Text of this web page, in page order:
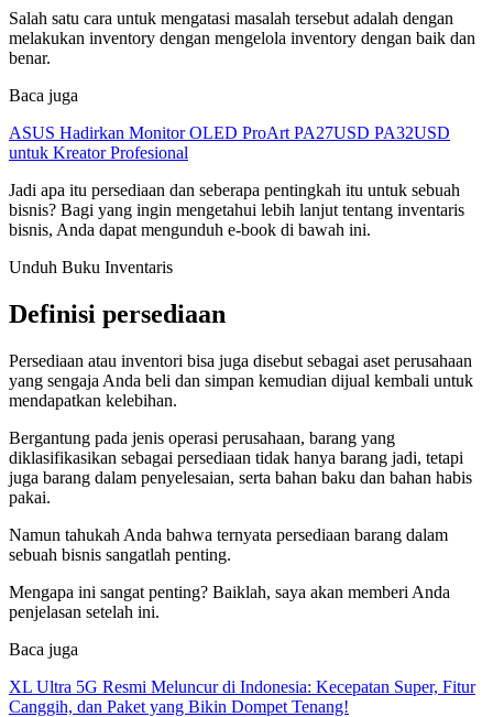
Salah satu cara untuk mengatasi masalah tersebut adalah dengan
melakukan inventory dengan mengelola inventory dengan baik dan
benar.
Baca juga
ASUS Hadirkan Monitor OLED ProArt PA27USD PA32USD
untuk Kreator Profesional
Jadi apa itu persediaan dan seberapa pentingkah itu untuk sebuah
bisnis? Bagi yang ingin mengetahui lebih lanjut tentang inventaris
bisnis, Anda dapat mengunduh e-book di bawah ini.
Unduh Buku Inventaris
Definisi persediaan
Persediaan atau inventori bisa juga disebut sebagai aset perusahaan
yang sengaja Anda beli dan simpan kemudian dijual kembali untuk
mendapatkan kelebihan.
Bergantung pada jenis operasi perusahaan, barang yang
diklasifikasikan sebagai persediaan tidak hanya barang jadi, tetapi
juga barang dalam penyelesaian, serta bahan baku dan bahan habis
pakai.
Namun tahukah Anda bahwa ternyata persediaan barang dalam
sebuah bisnis sangatlah penting.
Mengapa ini sangat penting? Baiklah, saya akan memberi Anda
penjelasan setelah ini.
Baca juga
XL Ultra 5G Resmi Meluncur di Indonesia: Kecepatan Super, Fitur
Canggih, dan Paket yang Bikin Dompet Tenang!